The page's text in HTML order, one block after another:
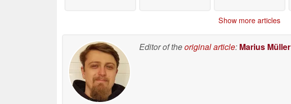
Show more articles
Editor of theoriginal article: Marius Müller